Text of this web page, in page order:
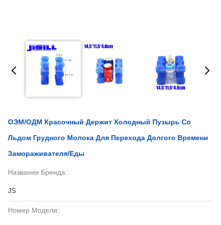
ОЭМ/ОДМ Красочный Держит Холодный Пузырь Со
Льдом Грудного Молока Для Перехода Долгого Времени
Замораживателя/еды
Название Бренда:
JS
Номер Модели: